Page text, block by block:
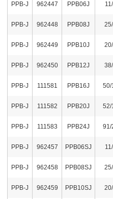
PPB-J 962447 PPB06J
PPB-J 962448 PPB08J
PPB-J 962449 PPB10J
PPB-J 962450 PPB12J
PPB-J 111581 PPB16J 50/
PPB-J 111582 PPB20J 52/
PPB-J 111583 PPB24J 91/
PPB-J 962457 PPB06SJ
PPB-J 962458 PPB08SJ
PPB-J 962459 PPB10SJ